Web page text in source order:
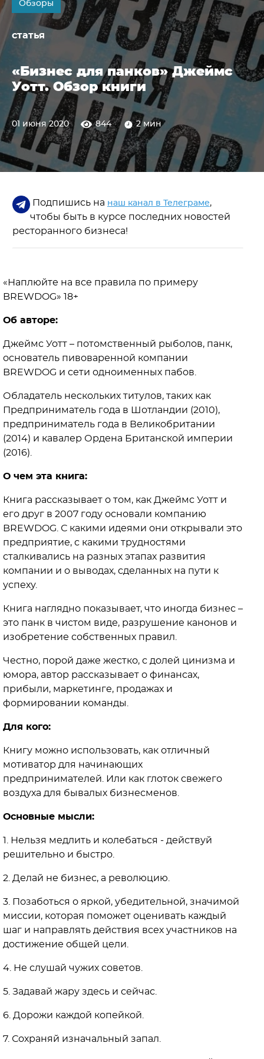
Обзоры
статья
«Бизнес для панков» Джеймс
Уотт. Обзор книги
01 июня 2020 844 2 мин
Подпишись на наш канал в Телеграме,
чтобы быть в курсе последних новостей
ресторанного бизнеса!
«Наплюйте на все правила по примеру
BREWDOG» 18+⠀
Об авторе:
Джеймс Уотт – потомственный рыболов, панк,
основатель пивоваренной компании
BREWDOG и сети одноименных пабов.
Обладатель нескольких титулов, таких как
Предприниматель года в Шотландии (2010),
предприниматель года в Великобритании
(2014) и кавалер Ордена Британской империи
(2016).
О чем эта книга:
Книга рассказывает о том, как Джеймс Уотт и
его друг в 2007 году основали компанию
BREWDOG. С какими идеями они открывали это
предприятие, с какими трудностями
сталкивались на разных этапах развития
компании и о выводах, сделанных на пути к
успеху.
Книга наглядно показывает, что иногда бизнес –
это панк в чистом виде, разрушение канонов и
изобретение собственных правил.
Честно, порой даже жестко, с долей цинизма и
юмора, автор рассказывает о финансах,
прибыли, маркетинге, продажах и
формировании команды.⠀
Для кого:
Книгу можно использовать, как отличный
мотиватор для начинающих
предпринимателей. Или как глоток свежего
воздуха для бывалых бизнесменов.
Основные мысли:
1. Нельзя медлить и колебаться - действуй
решительно и быстро.
2. Делай не бизнес, а революцию.⠀
3. Позаботься о яркой, убедительной, значимой
миссии, которая поможет оценивать каждый
шаг и направлять действия всех участников на
достижение общей цели.
4. Не слушай чужих советов.
5. Задавай жару здесь и сейчас.
6. Дорожи каждой копейкой.
7. Сохраняй изначальный запал.